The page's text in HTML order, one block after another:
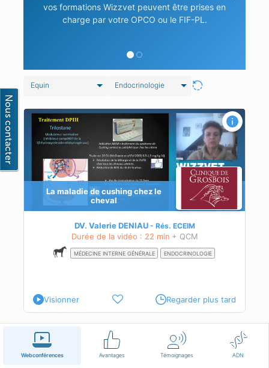
Webconférences Avantages Témoignages ADN
vos formations Wizzvet peuvent être prises en
charge par votre OPCO ou le FIF-PL.
Equin Endocrinologie
La maladie de cushing chez le
cheval
DV. Valerie DENIAU Rés. ECEIM
Durée de la vidéo : 22 min + QCM
MÉDECINE INTERNE GÉNÉRALE ENDOCRINOLOGIE
Visionner Regarder plus tard
Français Conditions d'utilisation Nous contacter